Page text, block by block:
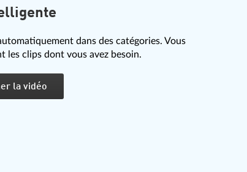
dans des catégories. Vous
les clips dont vous avez besoin.
la vidéo